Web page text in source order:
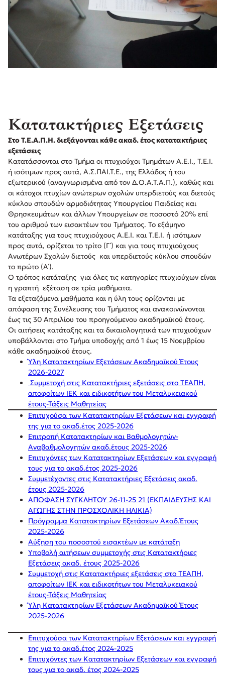
Κατατακτήριες Εξετάσεις
Στο Τ.Ε.Α.Π.Η. διεξάγονται κάθε ακαδ. έτος κατατακτήριες
εξετάσεις
Κατατάσσονται στο Τμήμα οι πτυχιούχοι Τμημάτων Α.Ε.Ι., Τ.Ε.Ι.
ή ισότιμων προς αυτά, Α.Σ.ΠΑΙ.Τ.Ε., της Ελλάδος ή του
εξωτερικού (αναγνωρισμένα από τον Δ.Ο.Α.Τ.Α.Π.), καθώς και
οι κάτοχοι πτυχίων ανώτερων σχολών υπερδιετούς και διετούς
κύκλου σπουδών αρμοδιότητας Υπουργείου Παιδείας και
Θρησκευμάτων και άλλων Υπουργείων σε ποσοστό 20% επί
του αριθμού των εισακτέων του Τμήματος. Το εξάμηνο
κατάταξης για τους πτυχιούχους Α.Ε.Ι. και Τ.Ε.Ι. ή ισότιμων
προς αυτά, ορίζεται το τρίτο (Γ΄) και για τους πτυχιούχους
Ανωτέρων Σχολών διετούς και υπερδιετούς κύκλου σπουδών
το πρώτο (Α΄).
Ο τρόπος κατάταξης για όλες τις κατηγορίες πτυχιούχων είναι
η γραπτή εξέταση σε τρία μαθήματα.
Τα εξεταζόμενα μαθήματα και η ύλη τους ορίζονται με
απόφαση της Συνέλευσης του Τμήματος και ανακοινώνονται
έως τις 30 Απριλίου του προηγούμενου ακαδημαϊκού έτους.
Οι αιτήσεις κατάταξης και τα δικαιολογητικά των πτυχιούχων
υποβάλλονται στο Τμήμα υποδοχής από 1 έως 15 Νοεμβρίου
κάθε ακαδημαϊκού έτους.
Ύλη Κατατακτηρίων Εξετάσεων Ακαδημαϊκού Έτους
2026-2027
Συμμετοχή στις Κατατακτήριες εξετάσεις στο ΤΕΑΠΗ,
αποφοίτων ΙΕΚ και ειδικοτήτων του Μεταλυκειακού
έτους-Τάξεις Μαθητείας
Επιτυχούσα των Κατατακτηρίων Εξετάσεων και εγγραφή
της για το ακαδ.έτος 2025-2026
Επιτροπή Κατατακτηρίων και Βαθμολογητών-
Αναβαθμολογητών ακαδ.έτους 2025-2026
Επιτυχόντες των Κατατακτηρίων Εξετάσεων και εγγραφή
τους για το ακαδ.έτος 2025-2026
Συμμετέχοντες στις Κατατακτήριες Εξετάσεις ακαδ.
έτους 2025-2026
ΑΠΟΦΑΣΗ ΣΥΓΚΛΗΤΟΥ 26-11-25 21 (ΕΚΠΑΙΔΕΥΣΗΣ ΚΑΙ
ΑΓΩΓΗΣ ΣΤΗΝ ΠΡΟΣΧΟΛΙΚΗ ΗΛΙΚΙΑ)
Πρόγραμμα Κατατακτηρίων Εξετάσεων Ακαδ.Έτους
2025-2026
Αύξηση του ποσοστού εισακτέων με κατάταξη
Υποβολή αιτήσεων συμμετοχής στις Κατατακτήριες
Εξετάσεις ακαδ. έτους 2025-2026
Συμμετοχή στις Κατατακτήριες εξετάσεις στο ΤΕΑΠΗ,
αποφοίτων ΙΕΚ και ειδικοτήτων του Μεταλυκειακού
έτους-Τάξεις Μαθητείας
Ύλη Κατατακτηρίων Εξετάσεων Ακαδημαϊκού Έτους
2025-2026
Επιτυχούσα των Κατατακτηρίων Εξετάσεων και εγγραφή
της για το ακαδ.έτος 2024-2025
Επιτυχόντες των Κατατακτηρίων Εξετάσεων και εγγραφή
τους για το ακαδ. έτος 2024-2025